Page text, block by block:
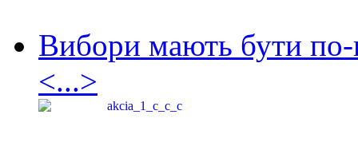
Вибори мають бути по-
<...>